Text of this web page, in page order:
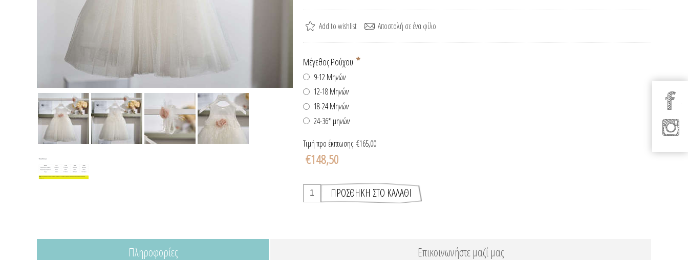
Μέγεθος Ρούχου *
9-12 Μηνών
12-18 Μηνών
18-24 Μηνών
24-36* μηνών
Τιμή προ έκπτωσης:€165,00
€148,50
Πληροφορίες Επικοινωνήστε μαζί μας